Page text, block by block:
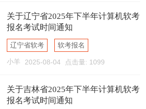
关于辽宁省2025年下半年计算机软考
报名考试时间通知
辽宁省软考 软考报名
软考报名时间
小羊 2025-08-04 点击量: 1099
关于吉林省2025年下半年计算机软考
报名考试时间通知